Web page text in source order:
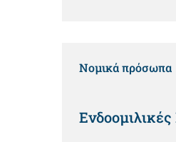
Νομικά πρόσωπα